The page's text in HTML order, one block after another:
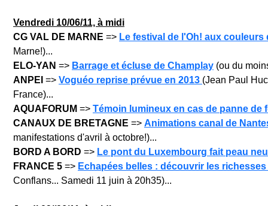
Vendredi 10/06/11, à midi
CG VAL DE MARNE => Le festival de l'Oh! aux couleurs
Marne!)...
ELO-YAN => Barrage et écluse de Champlay (ou du
ANPEI => Voguéo reprise prévue en 2013 (Jean Paul
France)...
AQUAFORUM => Témoin lumineux en cas de panne de
CANAUX DE BRETAGNE => Animations canal de
manifestations d'avril à octobre!)...
BORD A BORD => Le pont du Luxembourg fait peau
FRANCE 5 => Echapées belles : découvrir les
Conflans... Samedi 11 juin à 20h35)...